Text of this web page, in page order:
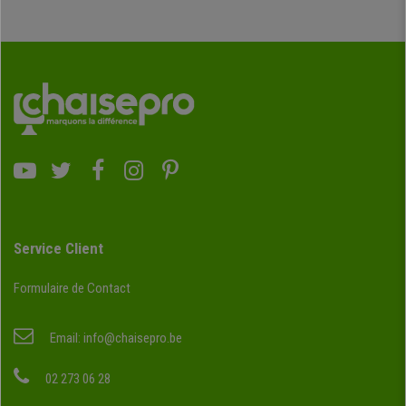
Service Client
Formulaire de Contact
Email: info@chaisepro.be
02 273 06 28